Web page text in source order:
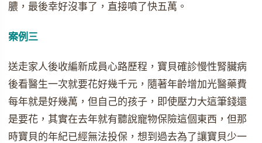
膿，最後幸好沒事了，直接噴了快五萬。
案例三
送走家人後收編新成員心路歷程，寶貝確診慢性腎臟病
後看醫生一次就要花好幾千元，隨著年齡增加光醫藥費
每年就是好幾萬，但自己的孩子，即使壓力大這筆錢還
是要花，其實在去年就有聽說寵物保險這個東西，但那
時寶貝的年紀已經無法投保，想到過去為了讓寶貝少一